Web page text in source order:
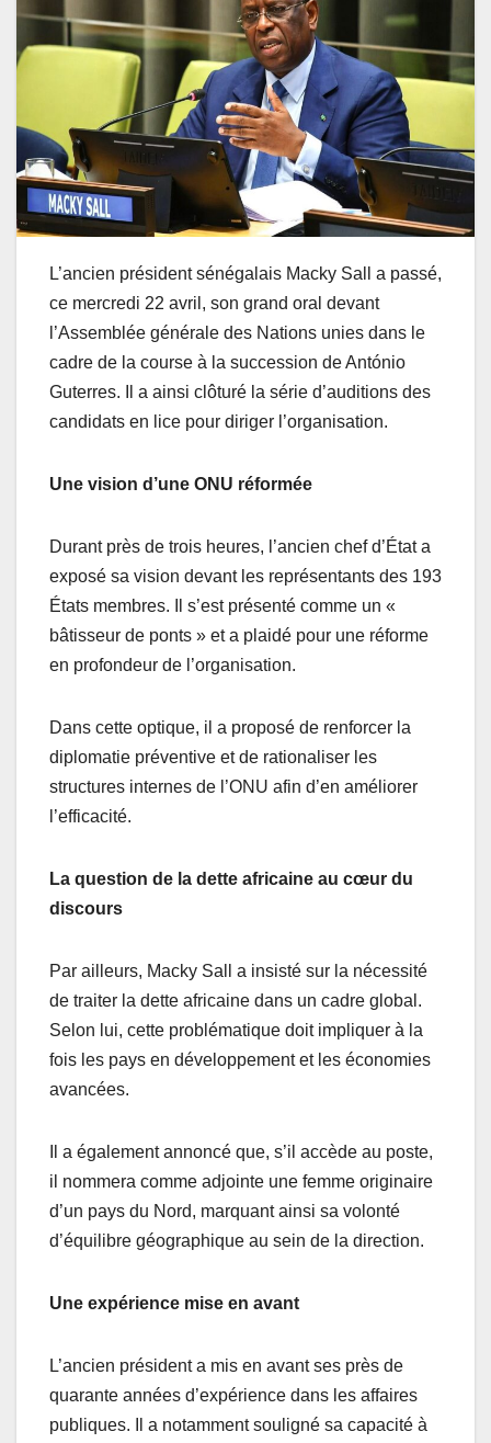
L’ancien président sénégalais Macky Sall a passé,
ce mercredi 22 avril, son grand oral devant
l’Assemblée générale des Nations unies dans le
cadre de la course à la succession de António
Guterres. Il a ainsi clôturé la série d’auditions des
candidats en lice pour diriger l’organisation.
Une vision d’une ONU réformée
Durant près de trois heures, l’ancien chef d’État a
exposé sa vision devant les représentants des 193
États membres. Il s’est présenté comme un «
bâtisseur de ponts » et a plaidé pour une réforme
en profondeur de l’organisation.
Dans cette optique, il a proposé de renforcer la
diplomatie préventive et de rationaliser les
structures internes de l’ONU afin d’en améliorer
l’efficacité.
La question de la dette africaine au cœur du
discours
Par ailleurs, Macky Sall a insisté sur la nécessité
de traiter la dette africaine dans un cadre global.
Selon lui, cette problématique doit impliquer à la
fois les pays en développement et les économies
avancées.
Il a également annoncé que, s’il accède au poste,
il nommera comme adjointe une femme originaire
d’un pays du Nord, marquant ainsi sa volonté
d’équilibre géographique au sein de la direction.
Une expérience mise en avant
L’ancien président a mis en avant ses près de
quarante années d’expérience dans les affaires
publiques. Il a notamment souligné sa capacité à